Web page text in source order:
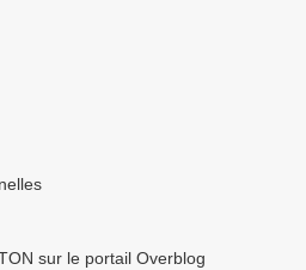
sur le portail Overblog